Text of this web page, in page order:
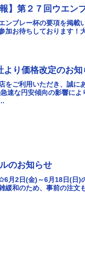
報】第２７回ウエン
ンブレー杯の要項を掲載
加お待ちしております！
より価格改定のお知
をご利用いただき、誠に
速な円安傾向の影響に
のお知らせ
月2日(金)～6月18日(日)
緩和のため、事前の注文